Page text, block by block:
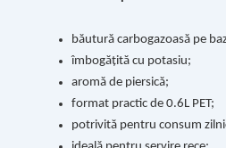
băutură carbogazoasă pe
îmbogățită cu potasiu;
aromă de piersică;
format practic de 0.6L PET;
potrivită pentru consum